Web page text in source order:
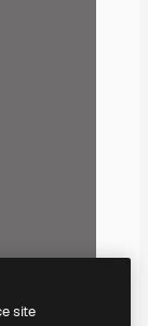
site